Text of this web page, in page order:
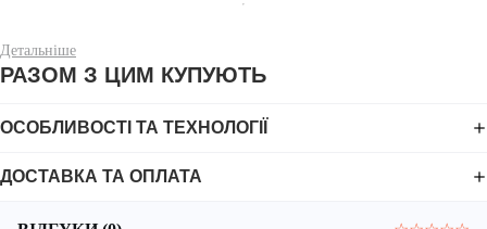
Це можливо завдяки міцній, дихаючій та еластичній тканині
Double Weave Comfort. Матеріал поєднує в собі поліестер та
відрізняється еластичністю, дихаючістю та високою
зносостійкістю, завдяки своєму подвійному плетінню.
Детальніше
РАЗОМ З ЦИМ КУПУЮТЬ
ОСОБЛИВОСТІ ТА ТЕХНОЛОГІЇ
ДОСТАВКА ТА ОПЛАТА